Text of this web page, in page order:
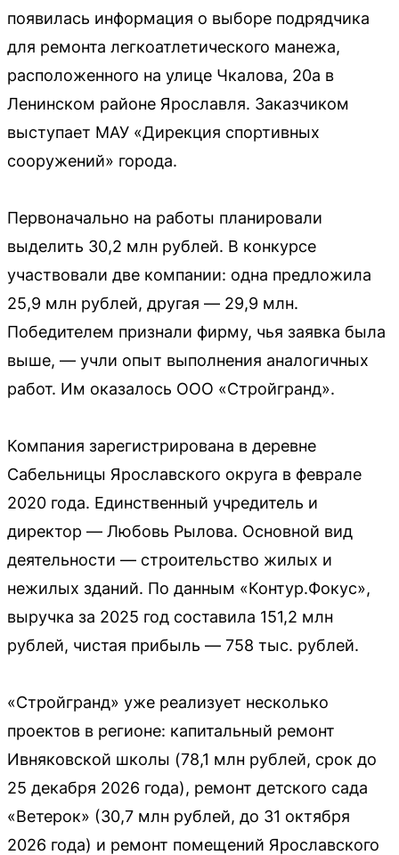
появилась информация о выборе подрядчика
для ремонта легкоатлетического манежа,
расположенного на улице Чкалова, 20а в
Ленинском районе Ярославля. Заказчиком
выступает МАУ «Дирекция спортивных
сооружений» города.
Первоначально на работы планировали
выделить 30,2 млн рублей. В конкурсе
участвовали две компании: одна предложила
25,9 млн рублей, другая — 29,9 млн.
Победителем признали фирму, чья заявка была
выше, — учли опыт выполнения аналогичных
работ. Им оказалось ООО «Стройгранд».
Компания зарегистрирована в деревне
Сабельницы Ярославского округа в феврале
2020 года. Единственный учредитель и
директор — Любовь Рылова. Основной вид
деятельности — строительство жилых и
нежилых зданий. По данным «Контур.Фокус»,
выручка за 2025 год составила 151,2 млн
рублей, чистая прибыль — 758 тыс. рублей.
«Стройгранд» уже реализует несколько
проектов в регионе: капитальный ремонт
Ивняковской школы (78,1 млн рублей, срок до
25 декабря 2026 года), ремонт детского сада
«Ветерок» (30,7 млн рублей, до 31 октября
2026 года) и ремонт помещений Ярославского